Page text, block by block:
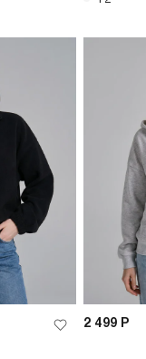
2 499 Р